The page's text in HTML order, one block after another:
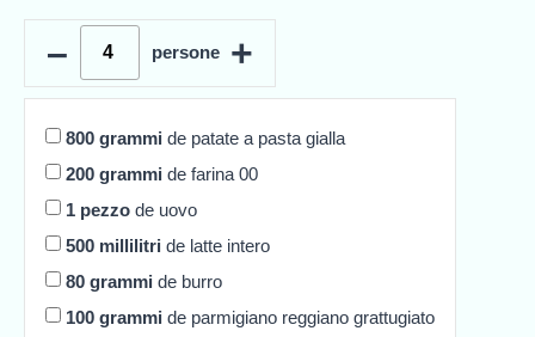
–
persone +
800 grammi de patate a pasta gialla
200 grammi de farina 00
1 pezzo de uovo
500 millilitri de latte intero
80 grammi de burro
100 grammi de parmigiano reggiano grattugiato